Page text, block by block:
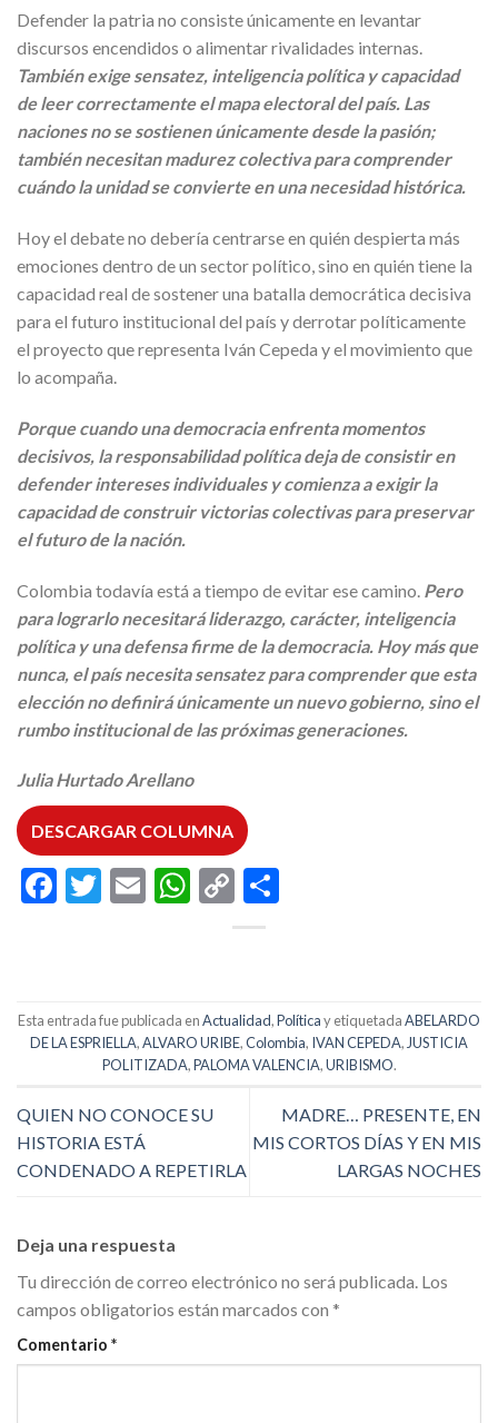
Defender la patria no consiste únicamente en levantar
discursos encendidos o alimentar rivalidades internas.
También exige sensatez, inteligencia política y capacidad
de leer correctamente el mapa electoral del país. Las
naciones no se sostienen únicamente desde la pasión;
también necesitan madurez colectiva para comprender
cuándo la unidad se convierte en una necesidad histórica.
Hoy el debate no debería centrarse en quién despierta más
emociones dentro de un sector político, sino en quién tiene la
capacidad real de sostener una batalla democrática decisiva
para el futuro institucional del país y derrotar políticamente
el proyecto que representa Iván Cepeda y el movimiento que
lo acompaña.
Porque cuando una democracia enfrenta momentos
decisivos, la responsabilidad política deja de consistir en
defender intereses individuales y comienza a exigir la
capacidad de construir victorias colectivas para preservar
el futuro de la nación.
Colombia todavía está a tiempo de evitar ese camino. Pero
para lograrlo necesitará liderazgo, carácter, inteligencia
política y una defensa firme de la democracia. Hoy más que
nunca, el país necesita sensatez para comprender que esta
elección no definirá únicamente un nuevo gobierno, sino el
rumbo institucional de las próximas generaciones.
Julia Hurtado Arellano
DESCARGAR COLUMNA
Facebook
Twitter
EmailWhatsApp
Copy
Link
Esta entrada fue publicada enActualidad,Políticay etiquetadaABELARDO
DE LA ESPRIELLA,ALVARO URIBE,Colombia, IVAN CEPEDA,JUSTICIA
POLITIZADA,PALOMA VALENCIA,URIBISMO.
QUIEN NO CONOCE SU
HISTORIA ESTÁ
CONDENADO A REPETIRLA
MADRE… PRESENTE, EN
MIS CORTOS DÍAS Y EN MIS
LARGAS NOCHES
Deja una respuesta
Tu dirección de correo electrónico no será publicada. Los
campos obligatorios están marcados con *
Comentario *